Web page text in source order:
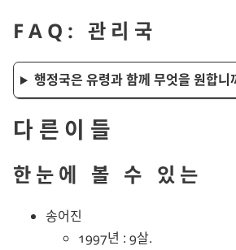
FAQ: 관리국
행정국은 유령과 함께 무엇을 원합니
다른이들
한눈에 볼 수 있는
송어진
1997년 : 9살.